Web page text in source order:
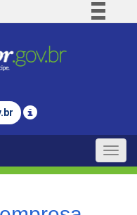
Comunica BR
Legislação
Toggle